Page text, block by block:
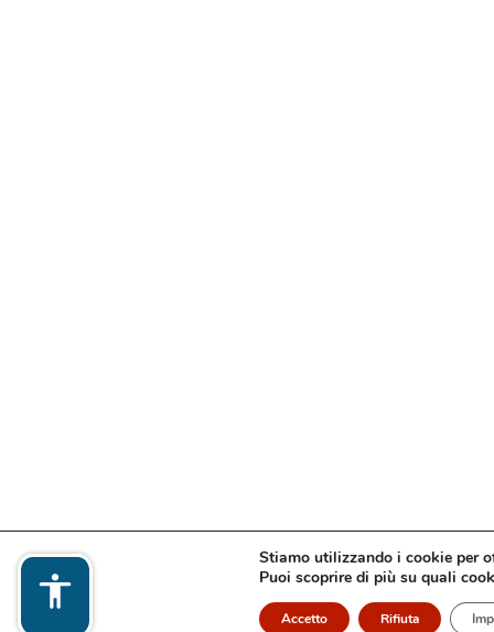
Stiamo utilizzando i cookie per
Puoi scoprire di più su quali
Accetto Rifiuta